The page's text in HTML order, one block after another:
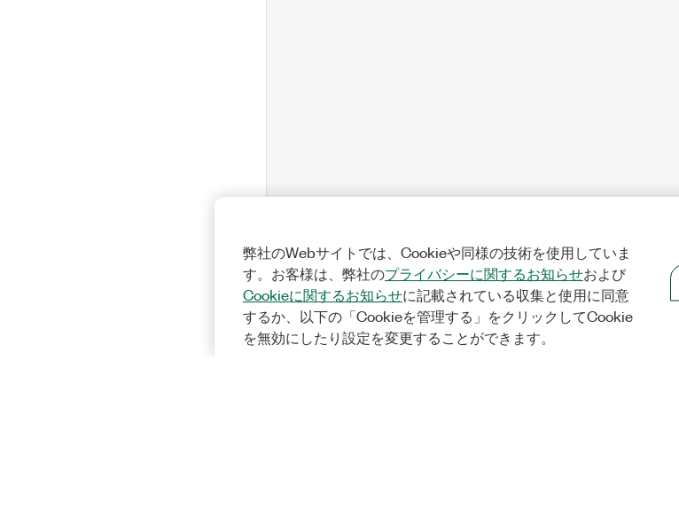
弊社のWebサイトでは、Cookieや同様の技術を使用していま
す。お客様は、弊社のプライバシーに関するお知らせおよび
Cookieに関するお知らせに記載されている収集と使用に同意
するか、以下の「Cookieを管理する」をクリックしてCookie
を無効にしたり設定を変更することができます。